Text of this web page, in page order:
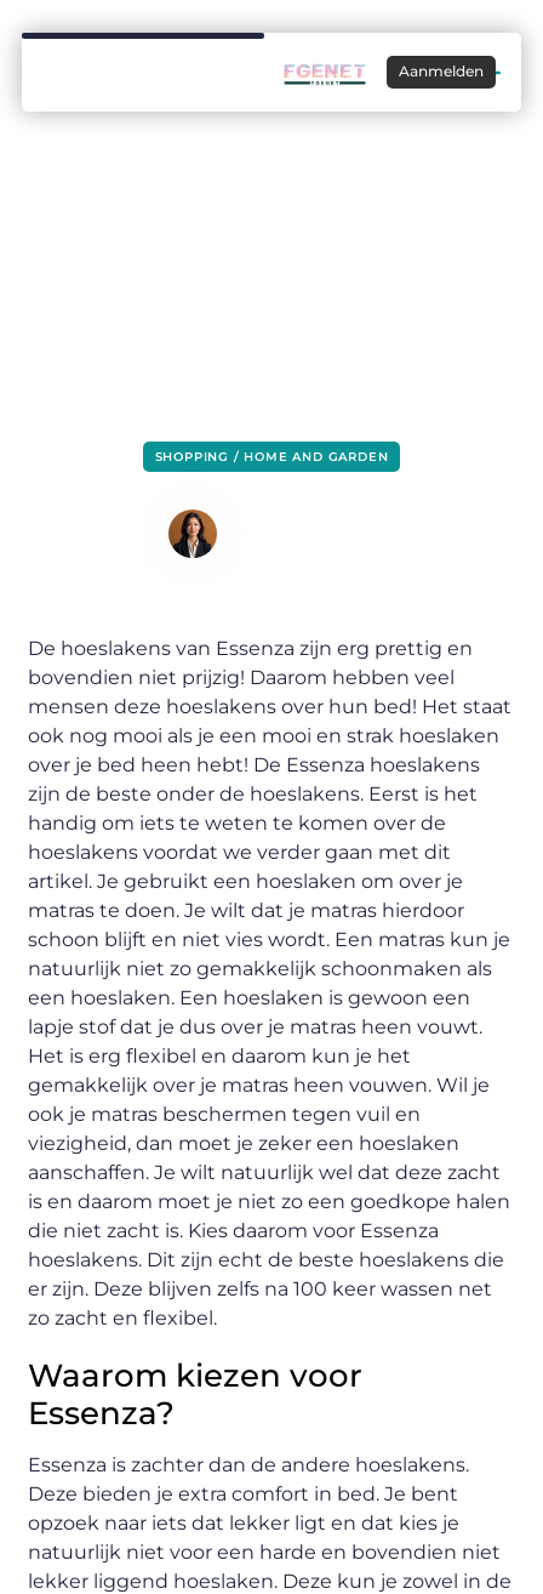
Aanmelden
SHOPPING / HOME AND GARDEN
De hoeslakens van Essenza zijn erg prettig en
bovendien niet prijzig! Daarom hebben veel
mensen deze hoeslakens over hun bed! Het staat
ook nog mooi als je een mooi en strak hoeslaken
over je bed heen hebt! De Essenza hoeslakens
zijn de beste onder de hoeslakens. Eerst is het
handig om iets te weten te komen over de
hoeslakens voordat we verder gaan met dit
artikel. Je gebruikt een hoeslaken om over je
matras te doen. Je wilt dat je matras hierdoor
schoon blijft en niet vies wordt. Een matras kun je
natuurlijk niet zo gemakkelijk schoonmaken als
een hoeslaken. Een hoeslaken is gewoon een
lapje stof dat je dus over je matras heen vouwt.
Het is erg flexibel en daarom kun je het
gemakkelijk over je matras heen vouwen. Wil je
ook je matras beschermen tegen vuil en
viezigheid, dan moet je zeker een hoeslaken
aanschaffen. Je wilt natuurlijk wel dat deze zacht
is en daarom moet je niet zo een goedkope halen
die niet zacht is. Kies daarom voor Essenza
hoeslakens. Dit zijn echt de beste hoeslakens die
er zijn. Deze blijven zelfs na 100 keer wassen net
zo zacht en flexibel.
Waarom kiezen voor
Essenza?
Essenza is zachter dan de andere hoeslakens.
Deze bieden je extra comfort in bed. Je bent
opzoek naar iets dat lekker ligt en dat kies je
natuurlijk niet voor een harde en bovendien niet
lekker liggend hoeslaken. Deze kun je zowel in de